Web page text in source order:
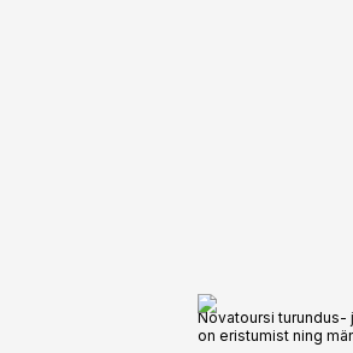
Novatoursi turundus-
on eristumist ning